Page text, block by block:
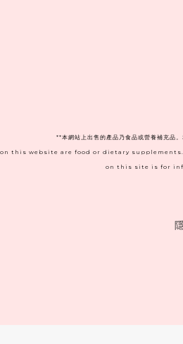
**本網站上出售的產品乃食品或營養補充品
this website are food or dietary
on this site is for